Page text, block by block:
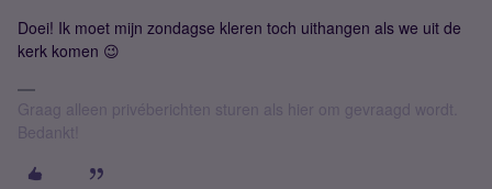
Doei! Ik moet mijn zondagse kleren toch uithangen als we uit de
kerk komen 😉
Graag alleen privéberichten sturen als hier om gevraagd wordt.
Bedankt!